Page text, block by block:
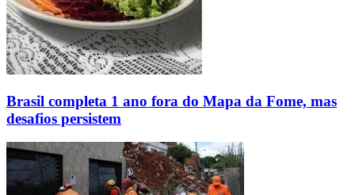
Brasil completa 1 ano fora do Mapa da Fome, mas
desafios persistem